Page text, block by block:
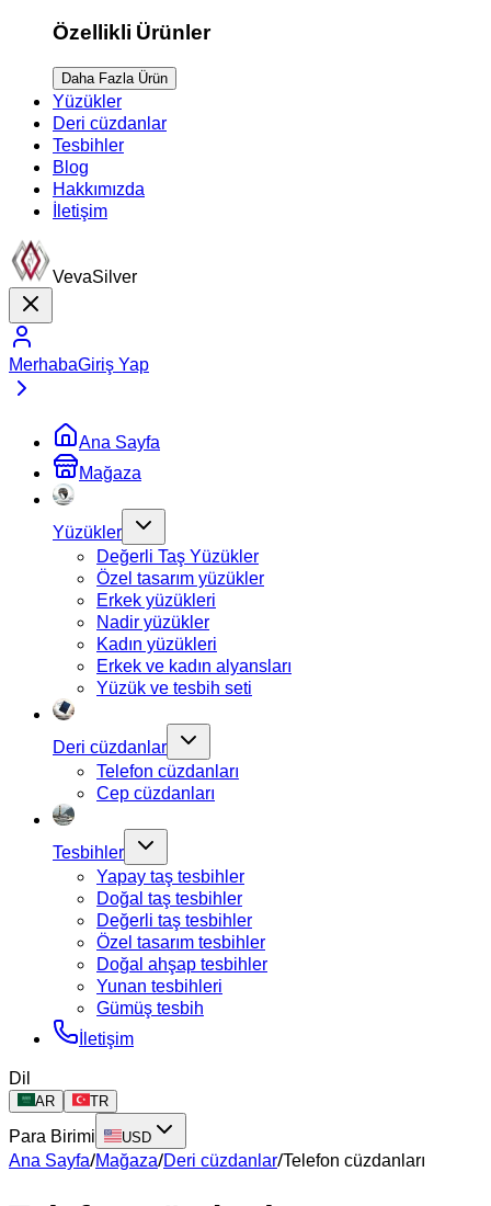
Özellikli Ürünler
Daha Fazla Ürün
Yüzükler
Deri cüzdanlar
Tesbihler
Blog
Hakkımızda
İletişim
VevaSilver
MerhabaGiriş Yap
Ana Sayfa
Mağaza
Yüzükler
Değerli Taş Yüzükler
Özel tasarım yüzükler
Erkek yüzükleri
Nadir yüzükler
Kadın yüzükleri
Erkek ve kadın alyansları
Yüzük ve tesbih seti
Deri cüzdanlar
Telefon cüzdanları
Cep cüzdanları
Tesbihler
Yapay taş tesbihler
Doğal taş tesbihler
Değerli taş tesbihler
Özel tasarım tesbihler
Doğal ahşap tesbihler
Yunan tesbihleri
Gümüş tesbih
İletişim
Dil
AR TR
Para Birimi USD
Ana Sayfa/Mağaza/Deri cüzdanlar/Telefon cüzdanları